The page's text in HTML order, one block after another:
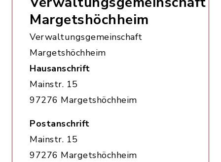
Margetshöchheim
Verwaltungsgemeinschaft
Margetshöchheim
Hausanschrift
Mainstr. 15
97276 Margetshöchheim
Postanschrift
Mainstr. 15
97276 Margetshöchheim